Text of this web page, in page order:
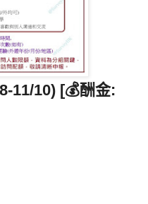
11/10) [💰酬金: